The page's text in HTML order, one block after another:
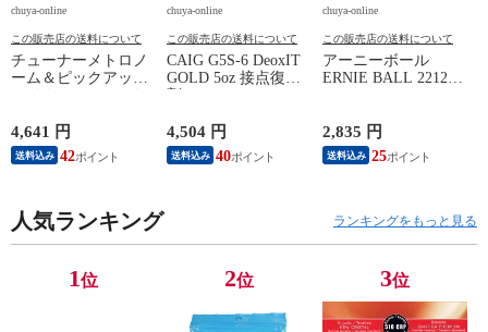
chuya-online
この販売店の送料について
チューナーメトロノ
ーム＆ピックアップ
スペシャルパック ブ
ラック
4,641 円
送料込み 42
chuya-online
この販売店の送料について
CAIG G5S-6 DeoxIT
GOLD 5oz 接点復活
4,504 円
送料込み 40
chuya-online
この販売店の送料について
アーニーボール
ERNIE BALL 2212
セット
2,835 円
送料込み 25
人気ランキング ランキングをもっと見る
1位 2位 3位